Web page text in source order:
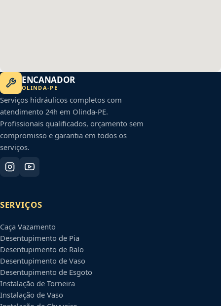
ENCANADOR
OLINDA-PE
Serviços hidráulicos completos com
atendimento 24h em Olinda-PE.
Profissionais qualificados, orçamento sem
compromisso e garantia em todos os
serviços.
SERVIÇOS
Caça Vazamento
Desentupimento de Pia
Desentupimento de Ralo
Desentupimento de Vaso
Desentupimento de Esgoto
Instalação de Torneira
Instalação de Vaso